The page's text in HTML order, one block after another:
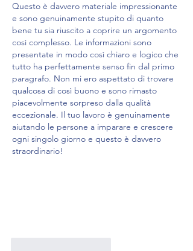
Questo è davvero materiale impressionante
e sono genuinamente stupito di quanto
bene tu sia riuscito a coprire un argomento
così complesso. Le informazioni sono
presentate in modo così chiaro e logico che
tutto ha perfettamente senso fin dal primo
paragrafo. Non mi ero aspettato di trovare
qualcosa di così buono e sono rimasto
piacevolmente sorpreso dalla qualità
eccezionale. Il tuo lavoro è genuinamente
aiutando le persone a imparare e crescere
ogni singolo giorno e questo è davvero
straordinario!